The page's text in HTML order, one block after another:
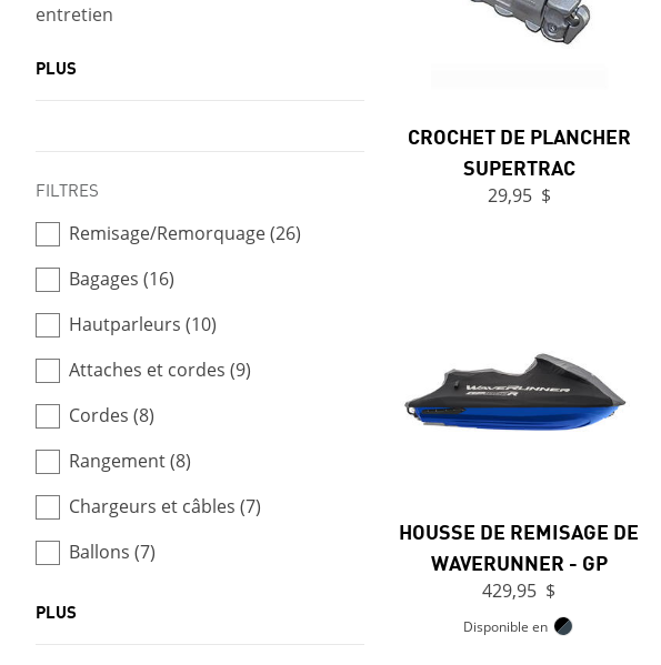
entretien
PLUS
FILTRES
Remisage/Remorquage (26)
Bagages (16)
Hautparleurs (10)
Attaches et cordes (9)
Cordes (8)
Rangement (8)
Chargeurs et câbles (7)
Ballons (7)
PLUS
CROCHET DE PLANCHER
SUPERTRAC
29,95 $
HOUSSE DE REMISAGE DE
WAVERUNNER - GP
429,95 $
Disponible en